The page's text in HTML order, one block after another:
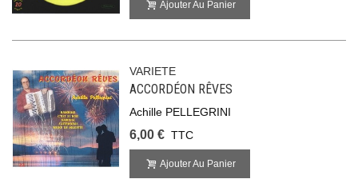
Ajouter Au Panier
VARIETE
ACCORDÉON RÊVES
Achille PELLEGRINI
6,00 € TTC
Ajouter Au Panier